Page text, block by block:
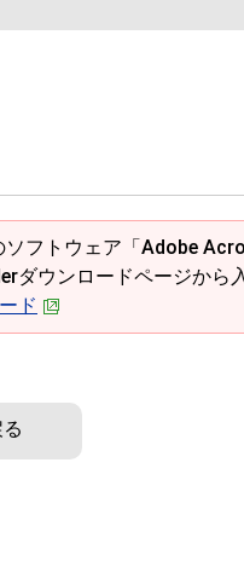
フトウェア「Adobe
ダウンロードページから
ド